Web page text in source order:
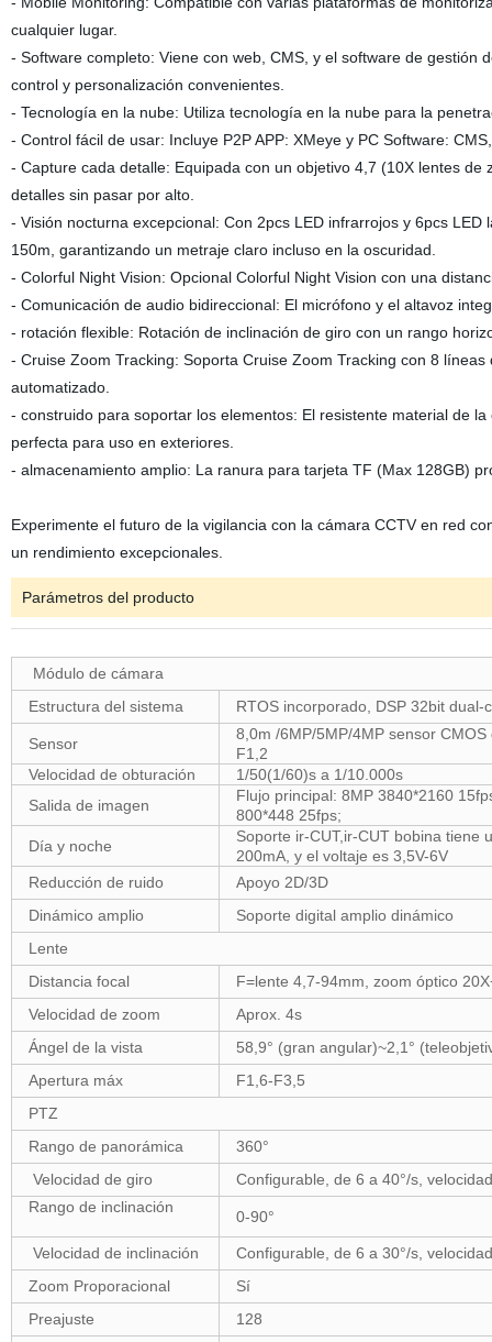
cualquier lugar.
- Software completo: Viene con web, CMS, y el software de
control y personalización convenientes.
- Tecnología en la nube: Utiliza tecnología en la nube para la
- Control fácil de usar: Incluye P2P APP: XMeye y PC Software:
- Capture cada detalle: Equipada con un objetivo 4,7 (10X lentes
detalles sin pasar por alto.
- Visión nocturna excepcional: Con 2pcs LED infrarrojos y 6pcs
150m, garantizando un metraje claro incluso en la oscuridad.
- Colorful Night Vision: Opcional Colorful Night Vision con una
- Comunicación de audio bidireccional: El micrófono y el altavoz
- rotación flexible: Rotación de inclinación de giro con un rango
- Cruise Zoom Tracking: Soporta Cruise Zoom Tracking con 8
automatizado.
- construido para soportar los elementos: El resistente material de
perfecta para uso en exteriores.
- almacenamiento amplio: La ranura para tarjeta TF (Max 128GB)
Experimente el futuro de la vigilancia con la cámara CCTV en red
un rendimiento excepcionales.
Parámetros del producto
Módulo de cámara
Estructura del sistema
RTOS incorporado, DSP 32bit
Sensor
8,0m /6MP/5MP/4MP sensor
F1,2
Velocidad de obturación
1/50(1/60)s a 1/10.000s
Salida de imagen
Flujo principal: 8MP 3840*2160
800*448 25fps;
Día y noche
Soporte ir-CUT,ir-CUT bobina tiene
200mA, y el voltaje es 3,5V-6V
Reducción de ruido
Apoyo 2D/3D
Dinámico amplio
Soporte digital amplio dinámico
Lente
Distancia focal
F=lente 4,7-94mm, zoom óptico
Velocidad de zoom
Aprox. 4s
Ángel de la vista
58,9° (gran angular)~2,1°
Apertura máx
F1,6-F3,5
PTZ
Rango de panorámica
360°
Velocidad de giro
Configurable, de 6 a 40°/s,
Rango de inclinación
0-90°
Velocidad de inclinación
Configurable, de 6 a 30°/s,
Zoom Proporacional
Sí
Preajuste
128